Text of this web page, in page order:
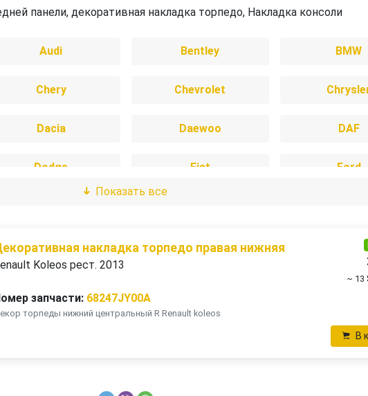
панели, декоративная накладка торпедо, Накладка консоли
Audi Bentley BMW
Chery Chevrolet
Dacia Daewoo DAF
Dodge Fiat Ford
Isuzu IVECO Jaguar
Land
Mazda
Показать все
накладка торпедо правая нижняя
Koleos рест. 2013
запчасти: 68247JY00A
торпеды нижний центральный R Renault koleos
~ 13
В